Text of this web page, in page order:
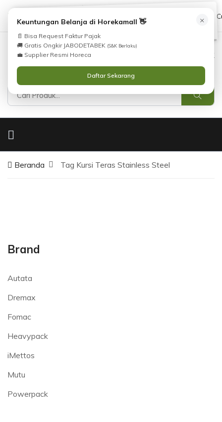
(021) 38783380 08551688000
Masuk
×
Keuntungan Belanja di Horekamall 👋
📄 Bisa Request Faktur Pajak
🚚 Gratis Ongkir JABODETABEK (S&K Berlaku)
💼 Supplier Resmi Horeca
Daftar Sekarang
Beranda Tag Kursi Teras Stainless Steel
Brand
Autata
Dremax
Fomac
Heavypack
iMettos
Mutu
Powerpack
i Tidak Menemukan Produk yang Anda Cari?
Silahkan lihatKatalog
Hubungi Kami